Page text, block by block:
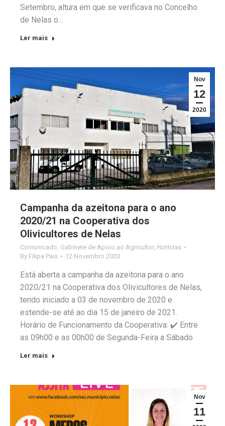
Setembro, altura em que se verificava no Concelho
de Nelas o…
Ler mais
Nov
12
2020
Campanha da azeitona para o ano
2020/21 na Cooperativa dos
Olivicultores de Nelas
Comunicado Gabinete de Apoio ao Agricultor Notícias
By Filipa Pais 12 Novembro 2020
Está aberta a campanha da azeitona para o ano
2020/21 na Cooperativa dos Olivicultores de Nelas,
tendo iniciado a 03 de novembro de 2020 e
estende-se até ao dia 15 de janeiro de 2021.
Horário de Funcionamento da Cooperativa: ✔️ Entre
as 09h00 e as 00h00 de Segunda-Feira a Sábado
Ler mais
Nov
11